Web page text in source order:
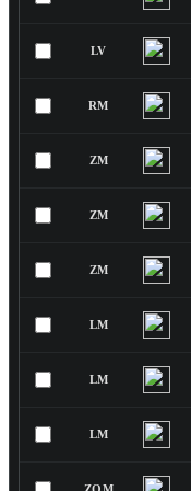
LV
RM
ZM
ZM
ZM
LM
LM
LM